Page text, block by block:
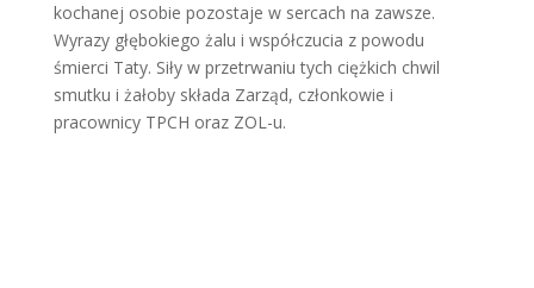
kochanej osobie pozostaje w sercach na zawsze.
Wyrazy głębokiego żalu i współczucia z powodu
śmierci Taty. Siły w przetrwaniu tych ciężkich chwil
smutku i żałoby składa Zarząd, członkowie i
pracownicy TPCH oraz ZOL-u.